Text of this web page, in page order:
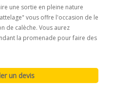
une sortie en pleine nature
vous offre l'occasion de le
de calèche. Vous aurez
la promenade pour faire des